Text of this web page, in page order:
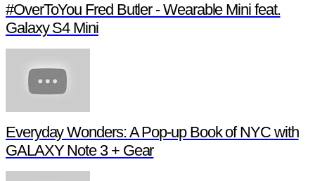
#OverToYou Fred Butler - Wearable Mini feat.
Galaxy S4 Mini
Everyday Wonders: A Pop-up Book of NYC with
GALAXY Note 3 + Gear